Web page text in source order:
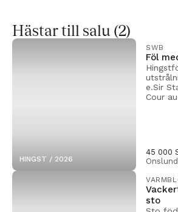
Hästar till salu (2)
HINGST / 2026
SWB
Föl
e.Sir
Cour
på det
45 000
sto